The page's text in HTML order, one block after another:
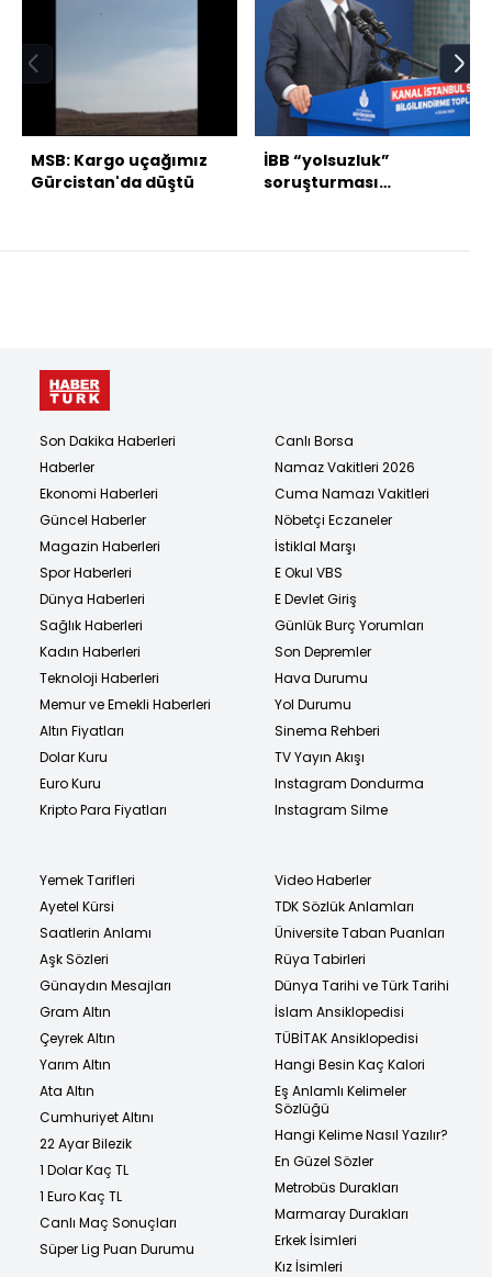
MSB: Kargo uçağımız
Gürcistan'da düştü
İBB “yolsuzluk”
soruşturması
Son Dakika Haberleri
Haberler
Ekonomi Haberleri
Güncel Haberler
Magazin Haberleri
Spor Haberleri
Dünya Haberleri
Sağlık Haberleri
Kadın Haberleri
Teknoloji Haberleri
Memur ve Emekli Haberleri
Altın Fiyatları
Dolar Kuru
Euro Kuru
Kripto Para Fiyatları
Canlı Borsa
Namaz Vakitleri 2026
Cuma Namazı Vakitleri
Nöbetçi Eczaneler
İstiklal Marşı
E Okul VBS
E Devlet Giriş
Günlük Burç Yorumları
Son Depremler
Hava Durumu
Yol Durumu
Sinema Rehberi
TV Yayın Akışı
Instagram Dondurma
Instagram Silme
Yemek Tarifleri
Ayetel Kürsi
Saatlerin Anlamı
Aşk Sözleri
Günaydın Mesajları
Gram Altın
Çeyrek Altın
Yarım Altın
Ata Altın
Cumhuriyet Altını
22 Ayar Bilezik
1 Dolar Kaç TL
1 Euro Kaç TL
Canlı Maç Sonuçları
Süper Lig Puan Durumu
Video Haberler
TDK Sözlük Anlamları
Üniversite Taban Puanları
Rüya Tabirleri
Dünya Tarihi ve Türk Tarihi
İslam Ansiklopedisi
TÜBİTAK Ansiklopedisi
Hangi Besin Kaç Kalori
Eş Anlamlı Kelimeler
Sözlüğü
Hangi Kelime Nasıl Yazılır?
En Güzel Sözler
Metrobüs Durakları
Marmaray Durakları
Erkek İsimleri
Kız İsimleri